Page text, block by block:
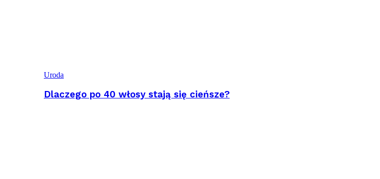
Uroda
Dlaczego po 40 włosy stają się cieńsze?